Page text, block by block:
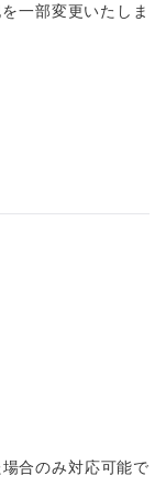
一部変更いたしま
合のみ対応可能で